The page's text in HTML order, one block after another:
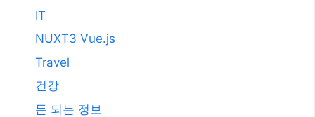
IT
NUXT3 Vue.js
Travel
건강
돈 되는 정보